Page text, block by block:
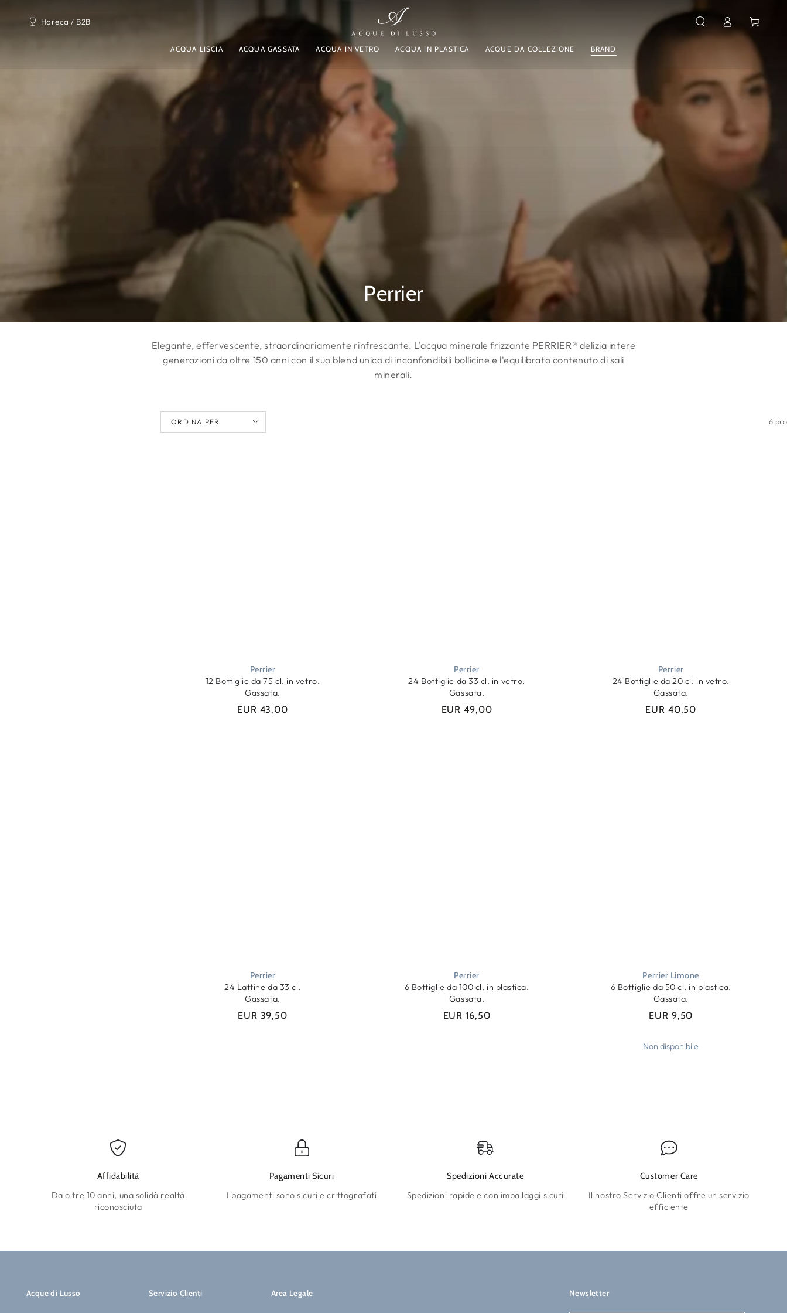
Horeca / B2B
ACQUA LISCIA ACQUA GASSATA ACQUA IN VETRO ACQUA IN PLASTICA ACQUE DA COLLEZIONE BRAND
Accesso Carello
Collezione:
Perrier
Elegante, effervescente, straordinariamente rinfrescante. L'acqua minerale frizzante PERRIER® delizia intere
generazioni da oltre 150 anni con il suo blend unico di inconfondibili bollicine e l'equilibrato contenuto di sali
minerali.
ORDINA PER 6
Perrier
12 Bottiglie da 75 cl. in vetro.
Gassata.
Prezzo
EUR 43,00
Perrier
24 Bottiglie da 33 cl. in vetro.
Gassata.
Prezzo
EUR 49,00
Perrier
24 Bottiglie da 20 cl. in vetro.
Gassata.
Prezzo
EUR 40,50
Perrier
24 Lattine da 33 cl.
Gassata.
Prezzo
EUR 39,50
Perrier
6 Bottiglie da 100 cl. in plastica.
Gassata.
Prezzo
EUR 16,50
Perrier Limone
6 Bottiglie da 50 cl. in plastica.
Gassata.
Prezzo
EUR 9,50
Non disponibile
Affidabilità
Da oltre 10 anni, una solidà realtà
riconosciuta
Pagamenti Sicuri
I pagamenti sono sicuri e crittografati
Spedizioni Accurate
Spedizioni rapide e con imballaggi sicuri
Customer Care
Il nostro Servizio Clienti offre un servizio
efficiente
Acque di Lusso Servizio Clienti Area Legale Newsletter